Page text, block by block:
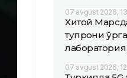
07 avgust 2026,
Хитой
тупроқни
лаборатория
07 avgust 2026,